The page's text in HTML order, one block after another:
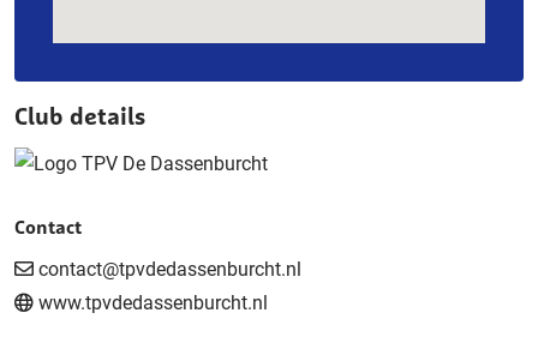
Club details
Contact
contact@tpvdedassenburcht.nl
www.tpvdedassenburcht.nl